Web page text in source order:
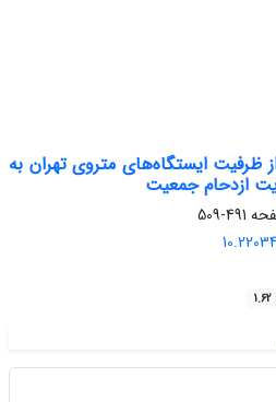
ایستگاه‌های متروی تهران به
ازدحام جمعیت
491-509